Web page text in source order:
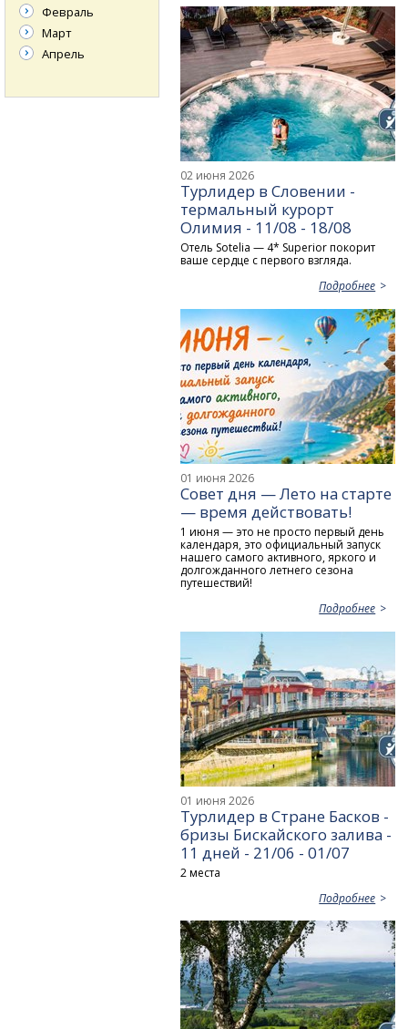
02 июня 2026
Турлидер в Словении -
термальный курорт
Олимия - 11/08 - 18/08
Отель Sotelia — 4* Superior покорит
ваше сердце с первого взгляда.
Подробнее
01 июня 2026
Совет дня — Лето на старте
— время действовать!
1 июня — это не просто первый день
календаря, это официальный запуск
нашего самого активного, яркого и
долгожданного летнего сезона
путешествий!
Подробнее
01 июня 2026
Турлидер в Стране Басков -
бризы Бискайского залива -
11 дней - 21/06 - 01/07
2 места
Подробнее
Февраль
Март
Апрель